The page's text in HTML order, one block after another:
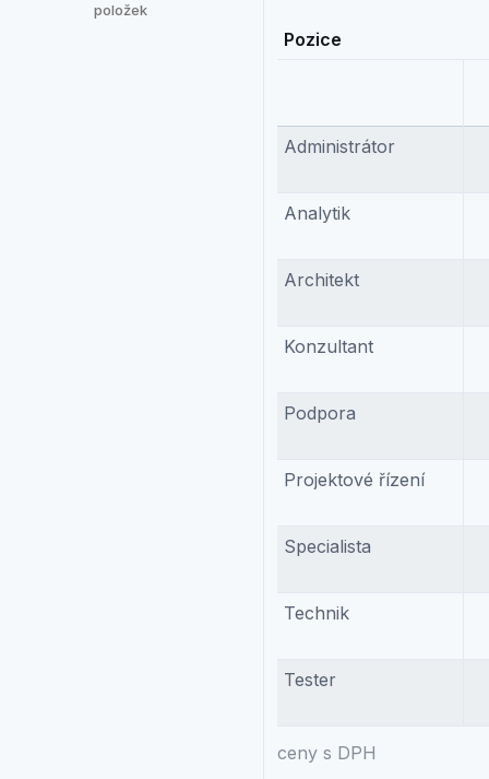
položek
ceny s DPH
Pozice
Administrátor
Analytik
Architekt
Konzultant
Podpora
Projektové řízení
Specialista
Technik
Tester